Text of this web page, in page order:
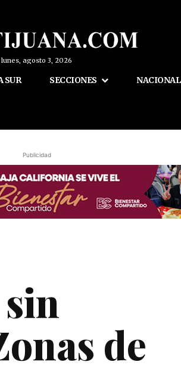
lunes, agosto 3, 2026
SUR SECCIONES NACIONAL
Publicidad
de